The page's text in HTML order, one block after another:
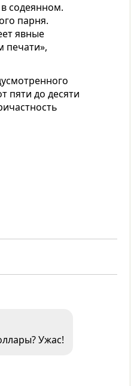
содеянном.
парня.
явные
печати»,
пяти до десяти
Ужас!